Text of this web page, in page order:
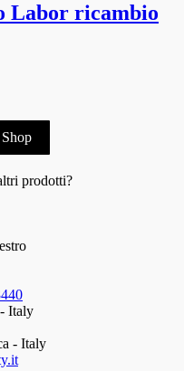
Labor ricambio
prodotti?
Italy
- Italy